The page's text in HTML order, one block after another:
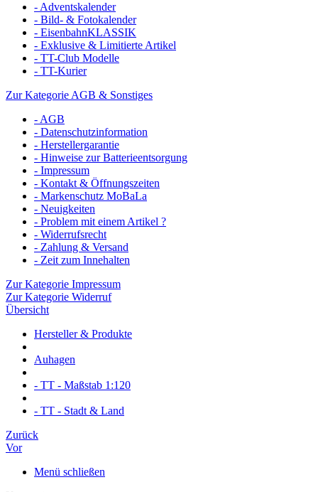
- Adventskalender
- Bild- & Fotokalender
- EisenbahnKLASSIK
- Exklusive & Limitierte Artikel
- TT-Club Modelle
- TT-Kurier
Zur Kategorie AGB & Sonstiges
- AGB
- Datenschutzinformation
- Herstellergarantie
- Hinweise zur Batterieentsorgung
- Impressum
- Kontakt & Öffnungszeiten
- Markenschutz MoBaLa
- Neuigkeiten
- Problem mit einem Artikel ?
- Widerrufsrecht
- Zahlung & Versand
- Zeit zum Innehalten
Zur Kategorie Impressum
Zur Kategorie Widerruf
Übersicht
Hersteller & Produkte
Auhagen
- TT - Maßstab 1:120
- TT - Stadt & Land
Zurück
Vor
Menü schließen